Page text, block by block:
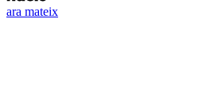
ara mateix